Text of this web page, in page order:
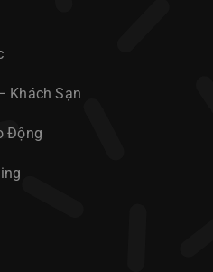
Khách Sạn
Động